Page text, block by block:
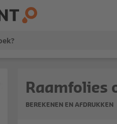
Raamfolies
BEREKENEN EN AFDRUKKEN